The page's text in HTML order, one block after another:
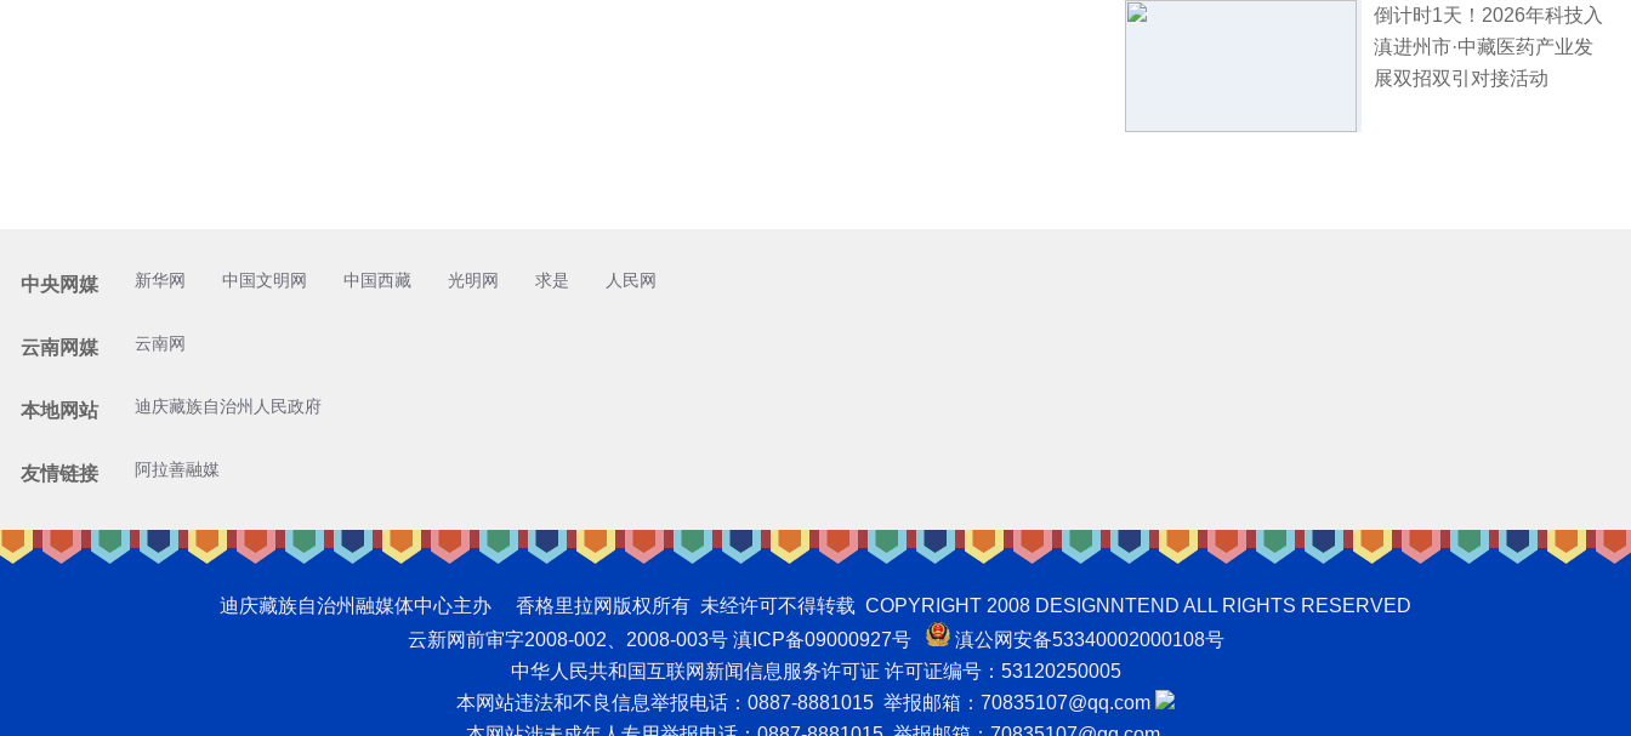
倒计时1天！2026年科技入
滇进州市·中藏医药产业发
展双招双引对接活动
中央网媒 新华网 中国文明网 中国西藏 光明网 求是 人民网
云南网媒 云南网
本地网站 迪庆藏族自治州人民政府
友情链接 阿拉善融媒
迪庆藏族自治州融媒体中心主办 香格里拉网版权所有 未经许可不得转载 COPYRIGHT 2008 DESIGNNTEND ALL RIGHTS RESERVED
云新网前审字2008-002、2008-003号 滇ICP备09000927号
滇公网安备53340002000108号
中华人民共和国互联网新闻信息服务许可证 许可证编号：53120250005
本网站违法和不良信息举报电话：0887-8881015 举报邮箱：70835107@qq.com